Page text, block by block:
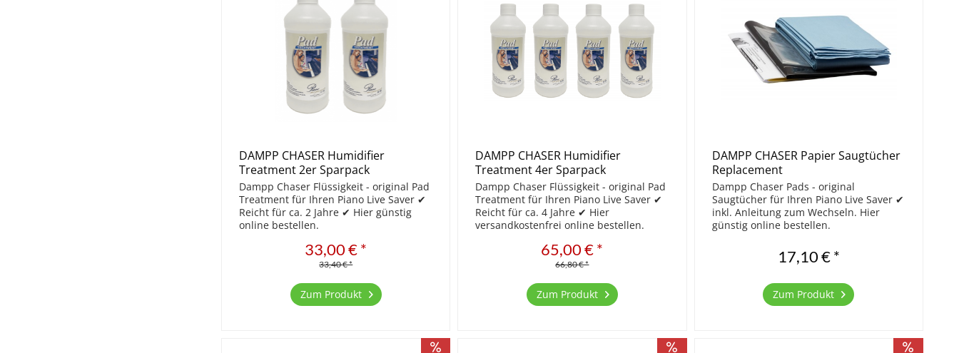
DAMPP CHASER Humidifier
Treatment 2er Sparpack
Dampp Chaser Flüssigkeit - original Pad
Treatment für Ihren Piano Live Saver ✔
Reicht für ca. 2 Jahre ✔ Hier günstig
online bestellen.
33,00 € *
33,40 € *
Zum Produkt
DAMPP CHASER Humidifier
Treatment 4er Sparpack
Dampp Chaser Flüssigkeit - original Pad
Treatment für Ihren Piano Live Saver ✔
Reicht für ca. 4 Jahre ✔ Hier
versandkostenfrei online bestellen.
65,00 € *
66,80 € *
Zum Produkt
DAMPP CHASER Papier Saugtücher
Replacement
Dampp Chaser Pads - original
Saugtücher für Ihren Piano Live Saver ✔
inkl. Anleitung zum Wechseln. Hier
günstig online bestellen.
17,10 € *
Zum Produkt